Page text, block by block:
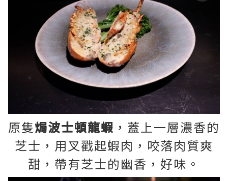
原隻焗波士頓龍蝦 ，蓋上一層濃香的
芝士，用叉戳起蝦肉，咬落肉質爽
甜，帶有芝士的幽香，好味。